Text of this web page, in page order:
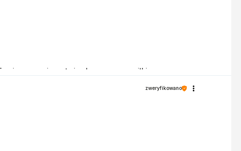
recenzja potwierdza nasze wysiłki -
zweryfikowano